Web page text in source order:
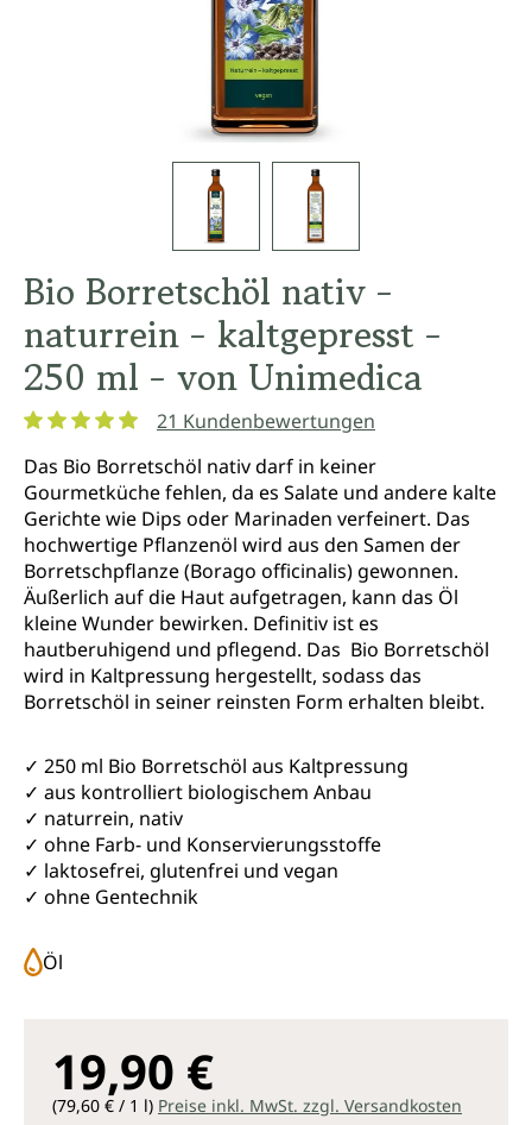
Bio Borretschöl nativ -
naturrein - kaltgepresst -
250 ml - von Unimedica
21 Kundenbewertungen
Das Bio Borretschöl nativ darf in keiner
Gourmetküche fehlen, da es Salate und andere kalte
Gerichte wie Dips oder Marinaden verfeinert. Das
hochwertige Pflanzenöl wird aus den Samen der
Borretschpflanze (Borago officinalis) gewonnen.
Äußerlich auf die Haut aufgetragen, kann das Öl
kleine Wunder bewirken. Definitiv ist es
hautberuhigend und pflegend. Das Bio Borretschöl
wird in Kaltpressung hergestellt, sodass das
Borretschöl in seiner reinsten Form erhalten bleibt.
✓ 250 ml Bio Borretschöl aus Kaltpressung
✓ aus kontrolliert biologischem Anbau
✓ naturrein, nativ
✓ ohne Farb- und Konservierungsstoffe
✓ laktosefrei, glutenfrei und vegan
✓ ohne Gentechnik
Öl
19,90 €
(79,60 € / 1 l) Preise inkl. MwSt. zzgl. Versandkosten